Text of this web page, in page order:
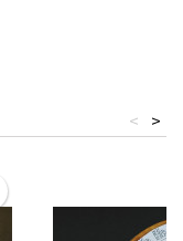
>
<